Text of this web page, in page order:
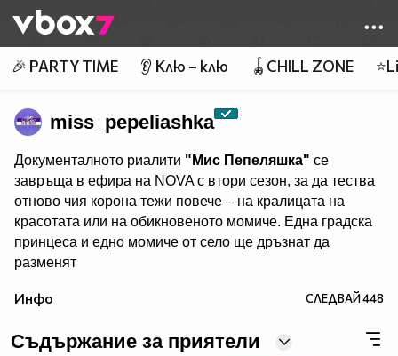
👾
🎉 PARTY TIME 👂 Клю – клю 🪀CHILL ZONE
miss_pepeliashka
Документалното риалити "Мис Пепеляшка" се
завръща в ефира на NOVA с втори сезон, за да тества
отново чия корона тежи повече – на кралицата на
красотата или на обикновеното момиче. Една градска
принцеса и едно момиче от село ще дръзнат да
разменят
напусне живота си на село, за да попадне под
лукса, за да се изправи лице в лице със сурова и
Инфо СЛЕДВАЙ448
Съдържание за приятели